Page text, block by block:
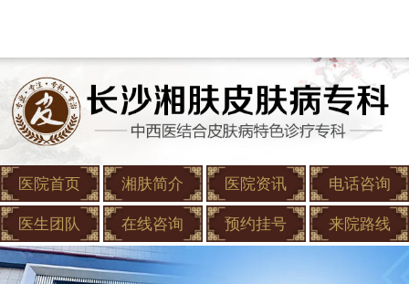
医院首页 湘肤简介 医院资讯 电话咨询
医生团队 在线咨询 预约挂号 来院路线